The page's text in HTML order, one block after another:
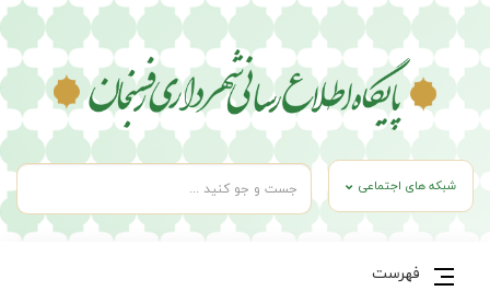
شبکه های اجتماعی
فهرست